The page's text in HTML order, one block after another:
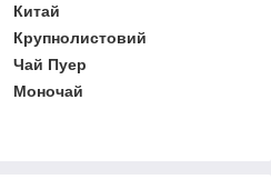
Китай
Крупнолистовий
Чай Пуер
Моночай